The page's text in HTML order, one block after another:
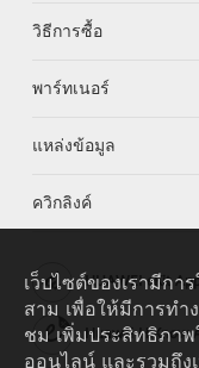
วิธีการซื้อ
พาร์ทเนอร์
แหล่งข้อมูล
ควิกลิงค์
HUAWEI eKit
Huawei HiKnow
เว็บไซต์ของเรามีก
สาม เพื่อให้มีการทำ
ชม เพิ่มประสิทธิภาพ
ออนไลน์ และรวมถึ